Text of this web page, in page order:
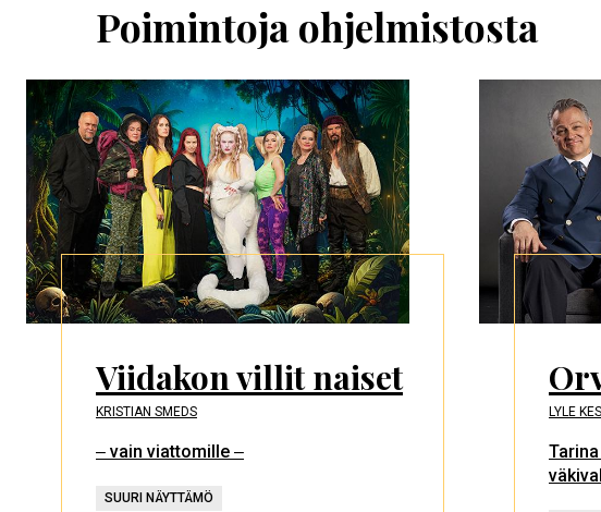
Poimintoja ohjelmistosta
Viidakon villit naiset
KRISTIAN SMEDS
‒ vain viattomille ‒
SUURI NÄYTTÄMÖ
LYLE